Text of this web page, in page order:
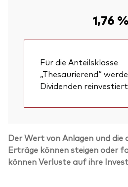
1,76 %
Für die Anteilsklasse
„Thesaurierend“
Dividenden
Der Wert von Anlagen und die
Erträge können steigen oder
können Verluste auf ihre